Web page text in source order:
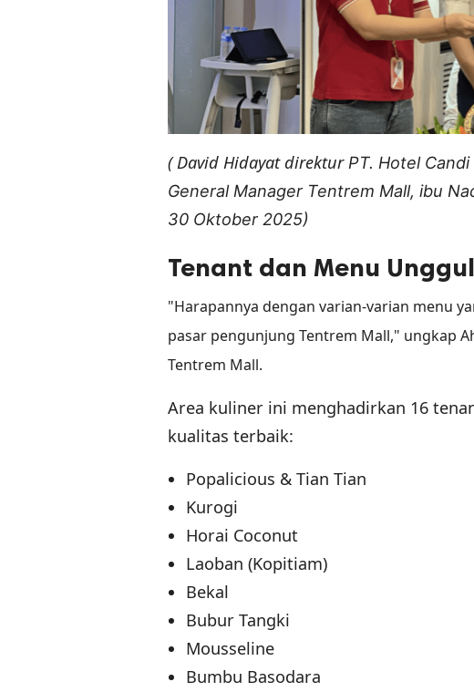
( David Hidayat direktur PT. Hotel
General Manager Tentrem Mall, ibu
30 Oktober 2025)
Tenant dan Menu
"Harapannya dengan varian-varian menu
pasar pengunjung Tentrem Mall," ungkap
Tentrem Mall.
Area kuliner ini menghadirkan 16
kualitas terbaik:
Popalicious & Tian Tian
Kurogi
Horai Coconut
Laoban (Kopitiam)
Bekal
Bubur Tangki
Mousseline
Bumbu Basodara